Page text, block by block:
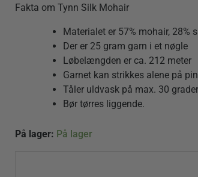
Fakta om Tynn Silk Mohair
Materialet er 57% mohair, 28%
Der er 25 gram garn i et nøgle
Løbelængden er ca. 212 meter
Garnet kan strikkes alene på
Tåler uldvask på max. 30
Bør tørres liggende.
På lager: På lager
Tynn